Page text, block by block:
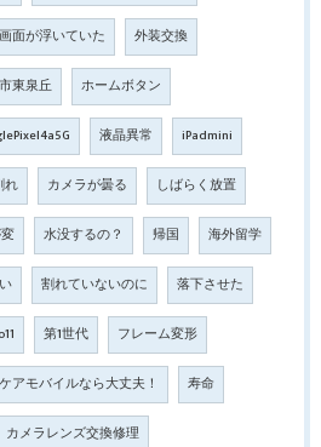
面が浮いていた 外装交換
東泉丘 ホームボタン
液晶異常 iPadmini
れ カメラが曇る しばらく放置
水没するの？ 帰国 海外留学
割れていないのに 落下させた
第1世代 フレーム変形
アモバイルなら大丈夫！ 寿命
カメラレンズ交換修理